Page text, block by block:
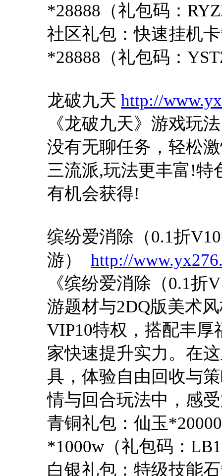
*28888（礼包码：
社区礼包：快速挂机
*28888（礼包码：
龙破九天 http://
《龙破九天》游戏玩
没有无聊任务，轻松
三流派,玩法更丰富!特
有机会获得!
缤纷爱消除（0.1折
游） http://
《缤纷爱消除（0.1
游题材与2DQ版美术
VIP10特权，搭配丰
家快速提升实力。在
具，体验自由回收与
情与回合玩法中，感
青铜礼包：仙玉
*1000w（礼包码：
白银礼包：特级技能